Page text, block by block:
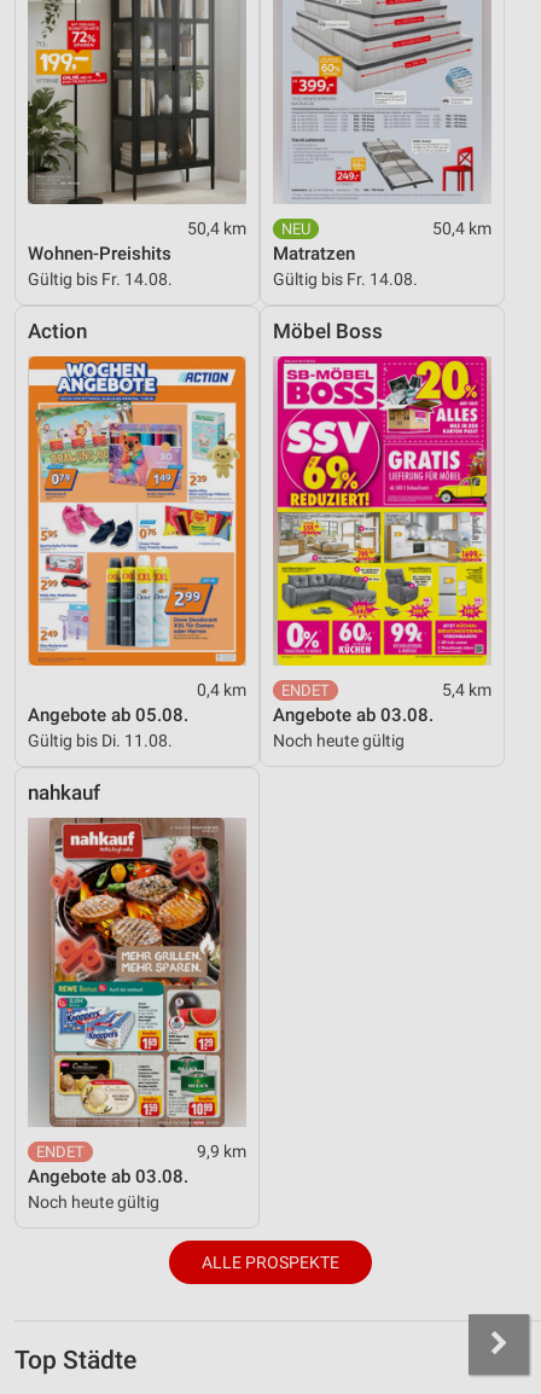
50,4 km
Wohnen-Preishits
Gültig bis Fr. 14.08.
50,4 km
Matratzen
Gültig bis Fr. 14.08.
Action
0,4 km
Angebote ab 05.08.
Gültig bis Di. 11.08.
Möbel Boss
5,4 km
Angebote ab 03.08.
Noch heute gültig
nahkauf
9,9 km
Angebote ab 03.08.
Noch heute gültig
ALLE PROSPEKTE
Top Städte